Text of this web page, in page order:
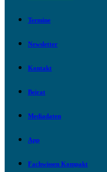
Termine
Newsletter
Kontakt
Beirat
Mediadaten
App
Fachwissen Kompakt